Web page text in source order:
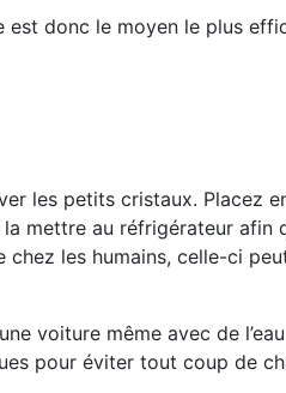
est donc le moyen le plus
les petits cristaux. Placez
mettre au réfrigérateur
les humains, celle-ci
voiture même avec de
pour éviter tout coup de